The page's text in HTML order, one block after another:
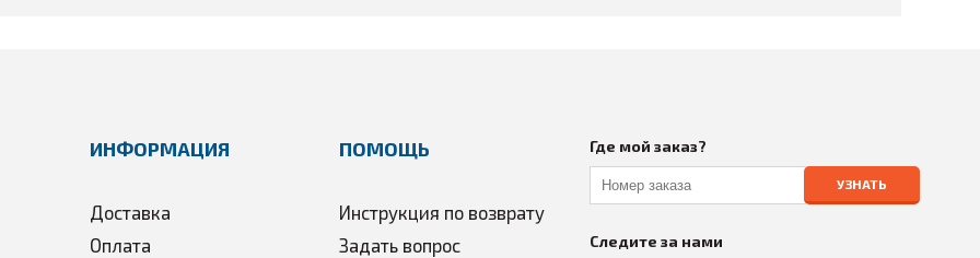
ИНФОРМАЦИЯ
Доставка
Оплата
ПОМОЩЬ
Инструкция по возврату
Задать вопрос
Где мой заказ?
УЗНАТЬ
Следите за нами